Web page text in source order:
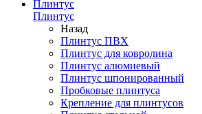
Плинтус
Плинтус
Назад
Плинтус ПВХ
Плинтус для ковролина
Плинтус алюмиевый
Плинтус шпонированный
Пробковые плинтуса
Крепление для плинтусов